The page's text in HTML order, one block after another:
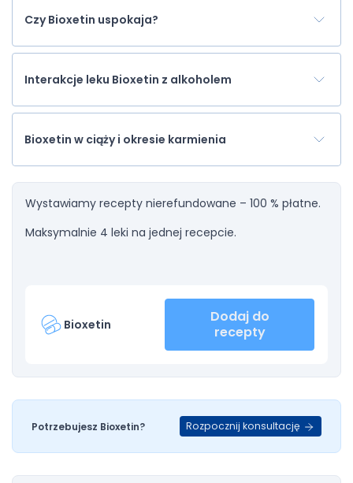
Czy Bioxetin uspokaja?
Interakcje leku Bioxetin z alkoholem
Bioxetin w ciąży i okresie karmienia
Wystawiamy recepty nierefundowane – 100 % płatne.
Maksymalnie 4 leki na jednej recepcie.
Bioxetin
Dodaj do
recepty
Potrzebujesz Bioxetin? Rozpocznij konsultację